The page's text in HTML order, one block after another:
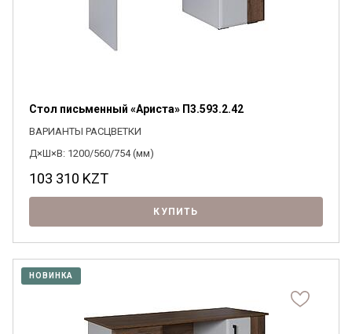
Стол письменный «Ариста» П3.593.2.42
ВАРИАНТЫ РАСЦВЕТКИ
Д×Ш×В: 1200/560/754 (мм)
103 310 KZT
КУПИТЬ
НОВИНКА